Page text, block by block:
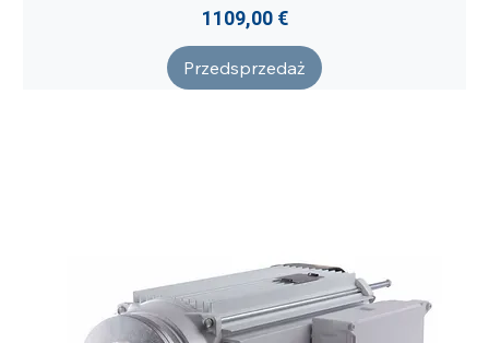
Cena
1109,00 €
Przedsprzedaż